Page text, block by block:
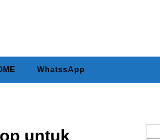
WhatssApp
untuk